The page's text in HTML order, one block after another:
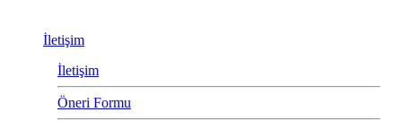
İletişim
İletişim
Öneri Formu